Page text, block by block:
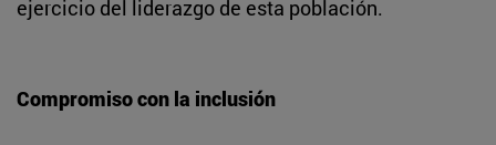
ejercicio del liderazgo de esta población.
Compromiso con la inclusión